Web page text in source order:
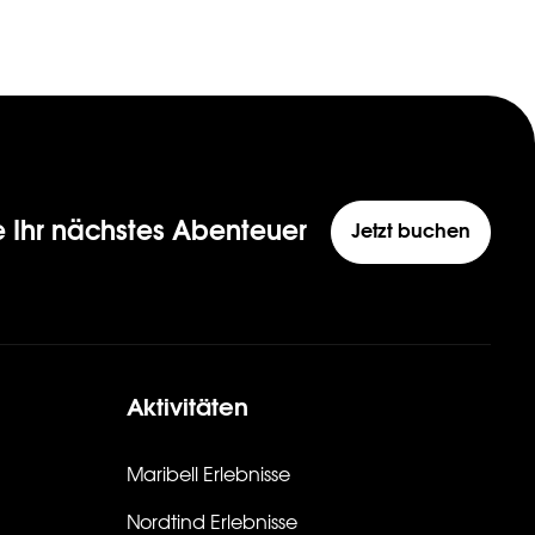
Ihr nächstes Abenteuer Jetzt buchen
Aktivitäten
Maribell Erlebnisse
Nordtind Erlebnisse